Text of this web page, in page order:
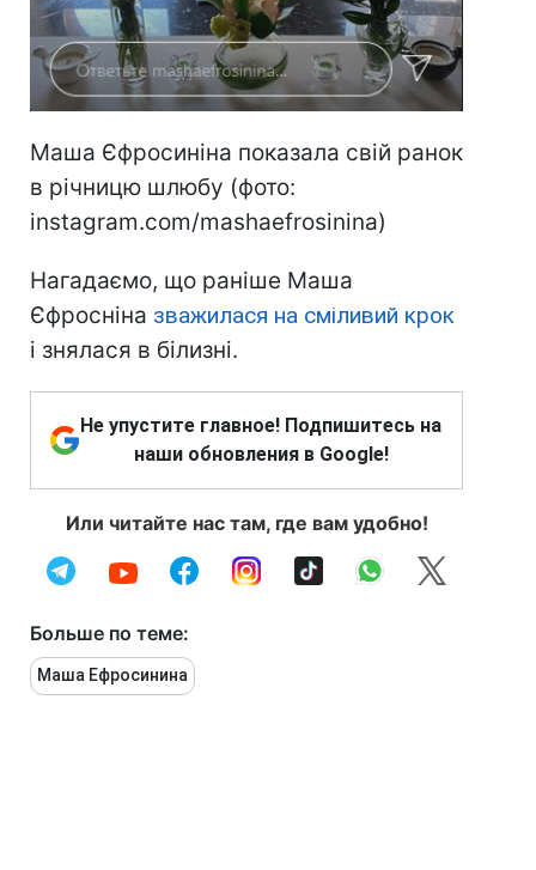
Маша Єфросиніна показала свій ранок
в річницю шлюбу (фото:
instagram.com/mashaefrosinina)
Нагадаємо, що раніше Маша
Єфросніна зважилася на сміливий крок
і знялася в білизні.
Не упустите главное! Подпишитесь на
наши обновления в Google!
Или читайте нас там, где вам удобно!
Больше по теме:
Маша Ефросинина